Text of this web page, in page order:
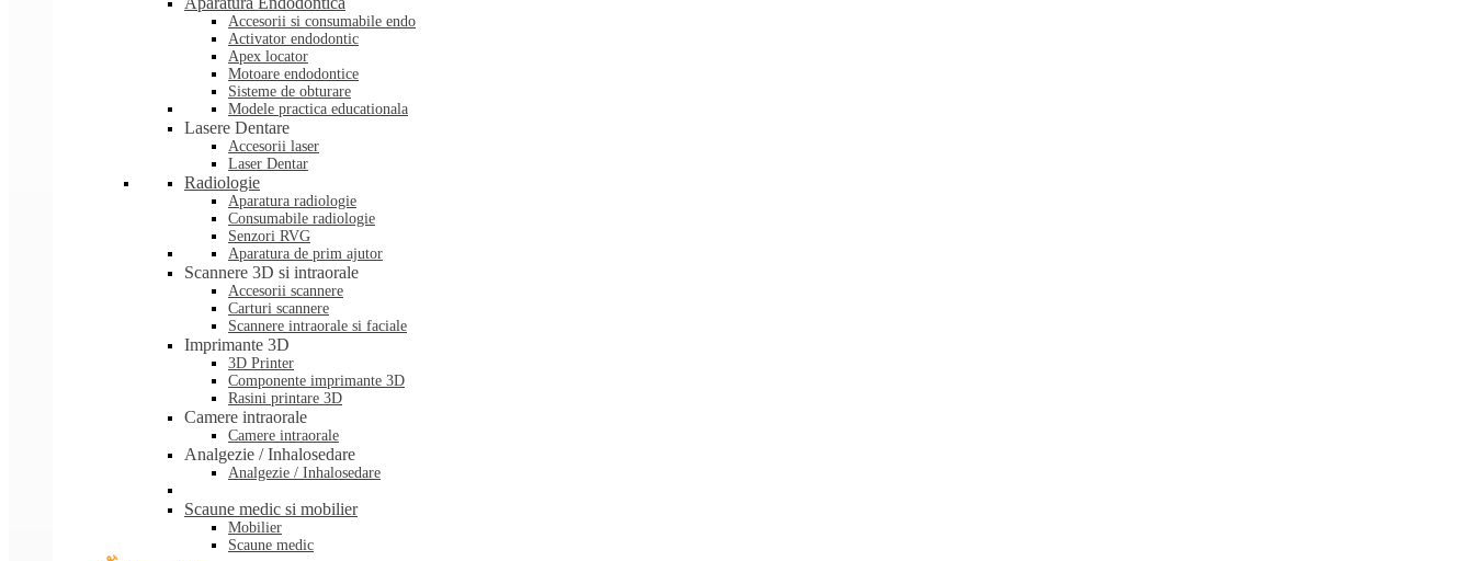
Accesorii si consumabile endo
Activator endodontic
Apex locator
Motoare endodontice
Sisteme de obturare
Modele practica educationala
Lasere Dentare
Accesorii laser
Laser Dentar
Radiologie
Aparatura radiologie
Consumabile radiologie
Senzori RVG
Aparatura de prim ajutor
Scannere 3D si intraorale
Accesorii scannere
Carturi scannere
Scannere intraorale si faciale
Imprimante 3D
3D Printer
Componente imprimante 3D
Rasini printare 3D
Camere intraorale
Camere intraorale
Analgezie / Inhalosedare
Analgezie / Inhalosedare
Scaune medic si mobilier
Mobilier
Scaune medic